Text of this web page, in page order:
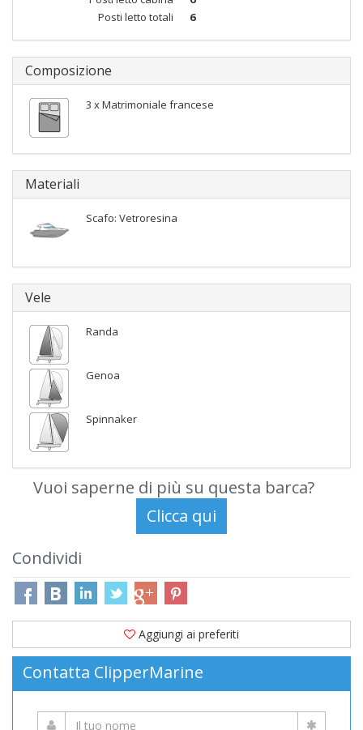
Posti letto totali
6
Composizione
3 x Matrimoniale francese
Materiali
Scafo: Vetroresina
Vele
Randa
Genoa
Spinnaker
Vuoi saperne di più su questa barca?
Condividi
Aggiungi ai preferiti
Contatta ClipperMarine